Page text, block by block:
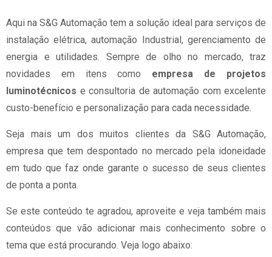
Aqui na S&G Automação tem a solução ideal para serviços de
instalação elétrica, automação Industrial, gerenciamento de
energia e utilidades. Sempre de olho no mercado, traz
novidades em itens como empresa de projetos
luminotécnicos e consultoria de automação com excelente
custo-benefício e personalização para cada necessidade.
Seja mais um dos muitos clientes da S&G Automação,
empresa que tem despontado no mercado pela idoneidade
em tudo que faz onde garante o sucesso de seus clientes
de ponta a ponta.
Se este conteúdo te agradou, aproveite e veja também mais
conteúdos que vão adicionar mais conhecimento sobre o
tema que está procurando. Veja logo abaixo: